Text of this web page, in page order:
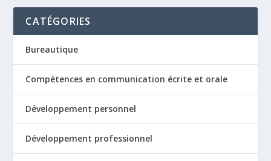
CATÉGORIES
Bureautique
Compétences en communication écrite et orale
Développement personnel
Développement professionnel